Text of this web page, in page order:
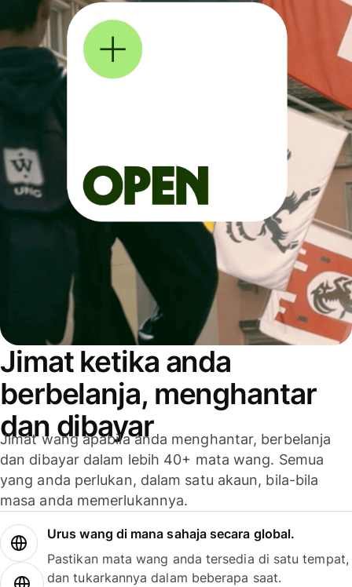
Jimat ketika anda
berbelanja, menghantar
dan dibayar
Jimat wang apabila anda menghantar, berbelanja
dan dibayar dalam lebih 40+ mata wang. Semua
yang anda perlukan, dalam satu akaun, bila-bila
masa anda memerlukannya.
Urus wang di mana sahaja secara global.
Pastikan mata wang anda tersedia di satu tempat,
dan tukarkannya dalam beberapa saat.